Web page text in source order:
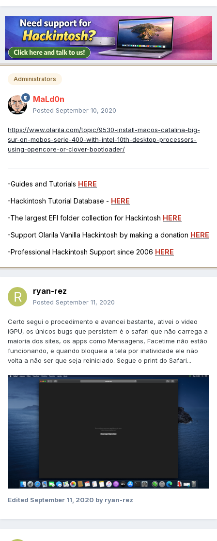
Administrators
MaLd0n
Posted September 10, 2020
https://www.olarila.com/topic/9530-install-macos-catalina-big-
sur-on-mobos-serie-400-with-intel-10th-desktop-processors-
using-opencore-or-clover-bootloader/
-Guides and Tutorials HERE
-Hackintosh Tutorial Database - HERE
-The largest EFI folder collection for Hackintosh HERE
-Support Olarila Vanilla Hackintosh by making a donation HERE
-Professional Hackintosh Support since 2006 HERE
ryan-rez
Posted September 11, 2020
Certo segui o procedimento e avancei bastante, ativei o video
iGPU, os únicos bugs que persistem é o safari que não carrega a
maioria dos sites, os apps como Mensagens, Facetime não estão
funcionando, e quando bloqueia a tela por inatividade ele não
volta a não ser que seja reiniciado. Segue o print do Safari...
Edited September 11, 2020 by ryan-rez